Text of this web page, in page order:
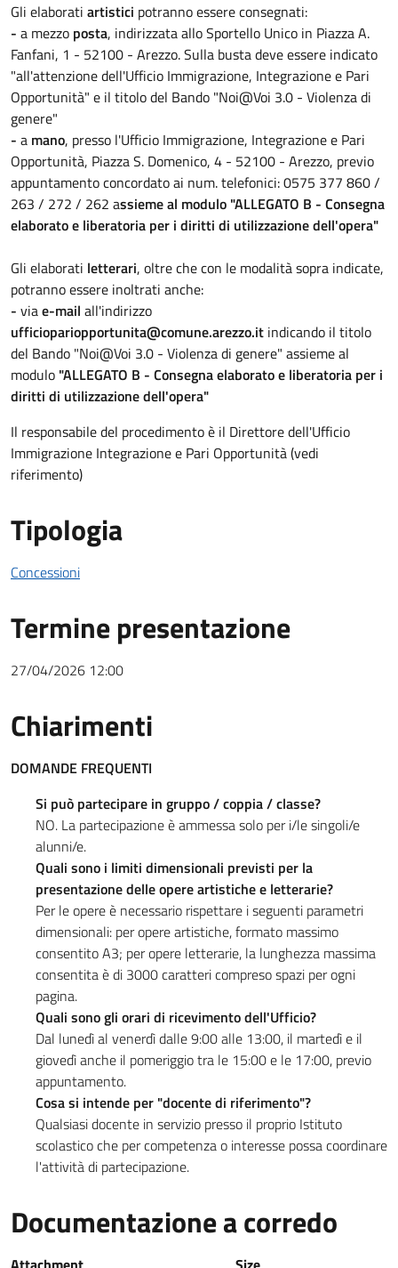
Gli elaborati artistici potranno essere consegnati:
- a mezzo posta, indirizzata allo Sportello Unico in Piazza A.
Fanfani, 1 - 52100 - Arezzo. Sulla busta deve essere indicato
"all'attenzione dell'Ufficio Immigrazione, Integrazione e Pari
Opportunità" e il titolo del Bando "Noi@Voi 3.0 - Violenza di
genere"
- a mano, presso l'Ufficio Immigrazione, Integrazione e Pari
Opportunità, Piazza S. Domenico, 4 - 52100 - Arezzo, previo
appuntamento concordato ai num. telefonici: 0575 377 860 /
263 / 272 / 262 assieme al modulo "ALLEGATO B - Consegna
elaborato e liberatoria per i diritti di utilizzazione dell'opera"
Gli elaborati letterari, oltre che con le modalità sopra indicate,
potranno essere inoltrati anche:
- viae-mail all'indirizzo
ufficiopariopportunita@comune.arezzo.it indicando il titolo
del Bando "Noi@Voi 3.0 - Violenza di genere" assieme al
modulo "ALLEGATO B - Consegna elaborato e liberatoria per i
diritti di utilizzazione dell'opera"
Il responsabile del procedimento è il Direttore dell'Ufficio
Immigrazione Integrazione e Pari Opportunità (vedi
riferimento)
Tipologia
Concessioni
Termine presentazione
27/04/2026 12:00
Chiarimenti
Chiarimenti
DOMANDE FREQUENTI
Si può partecipare in gruppo / coppia / classe?
NO. La partecipazione è ammessa solo per i/le singoli/e
alunni/e.
Quali sono i limiti dimensionali previsti per la
presentazione delle opere artistiche e letterarie?
Per le opere è necessario rispettare i seguenti parametri
dimensionali: per opere artistiche, formato massimo
consentito A3; per opere letterarie, la lunghezza massima
consentita è di 3000 caratteri compreso spazi per ogni
pagina.
Quali sono gli orari di ricevimento dell'Ufficio?
Dal lunedì al venerdì dalle 9:00 alle 13:00, il martedì e il
giovedì anche il pomeriggio tra le 15:00 e le 17:00, previo
appuntamento.
Cosa si intende per "docente di riferimento"?
Qualsiasi docente in servizio presso il proprio Istituto
scolastico che per competenza o interesse possa coordinare
l'attività di partecipazione.
Documentazione a corredo
Documentazione a corredo